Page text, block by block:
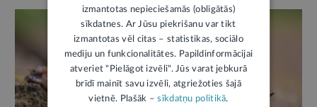
izmantotas nepieciešamās (obligātās)
sīkdatnes. Ar Jūsu piekrišanu var tikt
izmantotas vēl citas – statistikas, sociālo
mediju un funkcionalitātes. Papildinformācijai
atveriet "Pielāgot izvēli". Jūs varat jebkurā
brīdī mainīt savu izvēli, atgriežoties šajā
vietnē. Plašāk –sīkdatņu politikā.